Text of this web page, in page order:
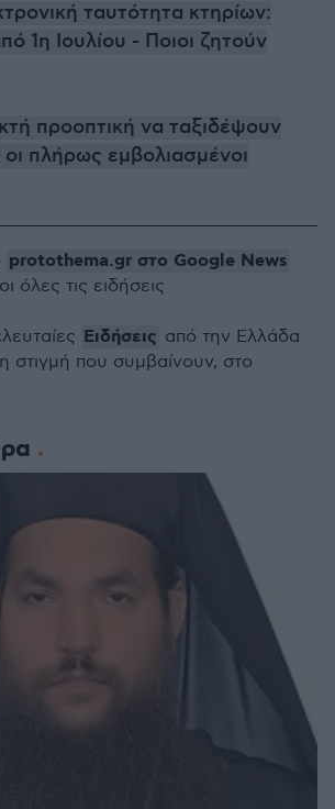
ταυτότητα κτηρίων:
1η Ιουλίου - Ποιοι ζητούν
προοπτική να ταξιδέψουν
πλήρως εμβολιασμένοι
protothema.gr στο Google News
όλες τις ειδήσεις
Ειδήσεις από την Ελλάδα
στιγμή που συμβαίνουν, στο